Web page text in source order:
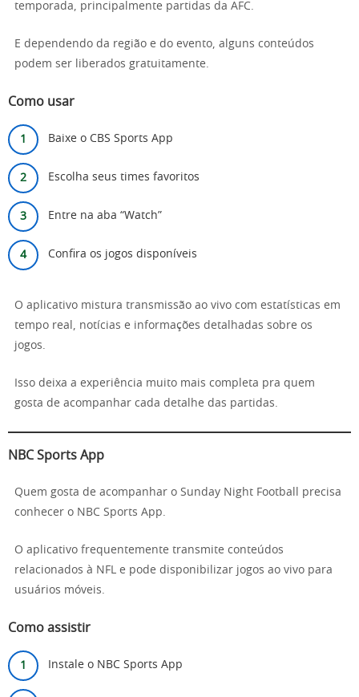
temporada, principalmente partidas da AFC.
E dependendo da região e do evento, alguns conteúdos
podem ser liberados gratuitamente.
Como usar
Baixe o CBS Sports App
Escolha seus times favoritos
Entre na aba “Watch”
Confira os jogos disponíveis
O aplicativo mistura transmissão ao vivo com estatísticas em
tempo real, notícias e informações detalhadas sobre os
jogos.
Isso deixa a experiência muito mais completa pra quem
gosta de acompanhar cada detalhe das partidas.
NBC Sports App
Quem gosta de acompanhar o Sunday Night Football precisa
conhecer o NBC Sports App.
O aplicativo frequentemente transmite conteúdos
relacionados à NFL e pode disponibilizar jogos ao vivo para
usuários móveis.
Como assistir
Instale o NBC Sports App